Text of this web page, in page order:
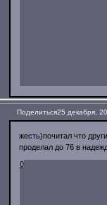
Поделиться25 декабря,
жесть)почитал что
проделал до 76 в
0